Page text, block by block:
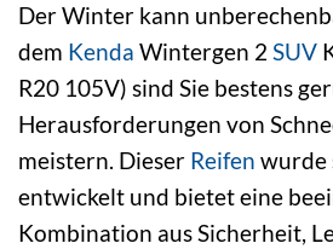
Der Winter kann
dem Kenda Wintergen 2 SUV
R20 105V) sind Sie bestens
Herausforderungen von
meistern. Dieser Reifen wurde
entwickelt und bietet eine
Kombination aus Sicherheit,